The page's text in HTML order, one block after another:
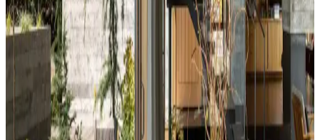
Perde Rengine Uyumlu Nevresim Seçimi: Renk ve
Desenlerle Dekorasyonda Denge Sağlama
Perde ve nevresim uyumu, krem ve magnolia tonlarındaki odalarda
mekanın estetiğini artırır. Kırmızı, kahverengi ve turuncu tonlarıyla
uyumlu renk ve desen önerileri sunulmaktadır.
Ev Dekorasyonunda Denge ve Fonksiyonellik: Renk
Uyumu, Mobilya Yerleşimi ve Estetik İncelemesi